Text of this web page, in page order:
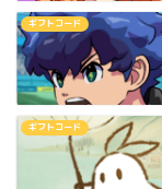
ギフトコード
ギフトコード